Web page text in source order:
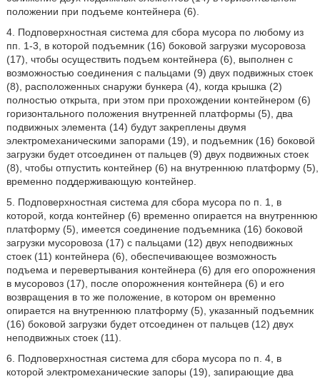
положении при подъеме контейнера (6).
4. Подповерхностная система для сбора мусора по любому из
пп. 1-3, в которой подъемник (16) боковой загрузки мусоровоза
(17), чтобы осуществить подъем контейнера (6), выполнен с
возможностью соединения с пальцами (9) двух подвижных стоек
(8), расположенных снаружи бункера (4), когда крышка (2)
полностью открыта, при этом при прохождении контейнером (6)
горизонтального положения внутренней платформы (5), два
подвижных элемента (14) будут закреплены двумя
электромеханическими запорами (19), и подъемник (16) боковой
загрузки будет отсоединен от пальцев (9) двух подвижных стоек
(8), чтобы отпустить контейнер (6) на внутреннюю платформу (5),
временно поддерживающую контейнер.
5. Подповерхностная система для сбора мусора по п. 1, в
которой, когда контейнер (6) временно опирается на внутреннюю
платформу (5), имеется соединение подъемника (16) боковой
загрузки мусоровоза (17) с пальцами (12) двух неподвижных
стоек (11) контейнера (6), обеспечивающее возможность
подъема и перевертывания контейнера (6) для его опорожнения
в мусоровоз (17), после опорожнения контейнера (6) и его
возвращения в то же положение, в котором он временно
опирается на внутреннюю платформу (5), указанный подъемник
(16) боковой загрузки будет отсоединен от пальцев (12) двух
неподвижных стоек (11).
6. Подповерхностная система для сбора мусора по п. 4, в
которой электромеханические запоры (19), запирающие два